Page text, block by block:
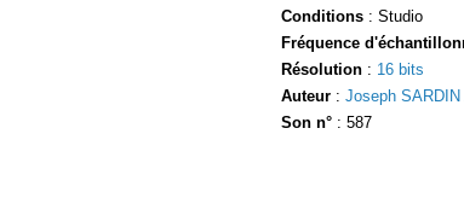
Conditions : Studio
Fréquence
Résolution : 16 bits
Auteur : Joseph SARDIN
Son n° : 587